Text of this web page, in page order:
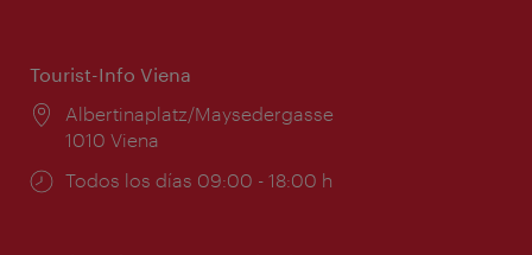
Tourist-Info Viena
Lugar:
Albertinaplatz/Maysedergasse
1010 Viena
Horarios
Todos los días 09:00 - 18:00 h